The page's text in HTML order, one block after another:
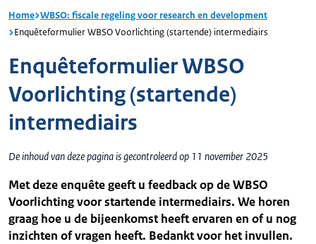
Home WBSO: fiscale regeling voor research en development
Enquêteformulier WBSO Voorlichting (startende) intermediairs
Enquêteformulier WBSO
Voorlichting (startende)
intermediairs
De inhoud van deze pagina is gecontroleerd op 11 november 2025
Met deze enquête geeft u feedback op de WBSO
Voorlichting voor startende intermediairs. We horen
graag hoe u de bijeenkomst heeft ervaren en of u nog
inzichten of vragen heeft. Bedankt voor het invullen.